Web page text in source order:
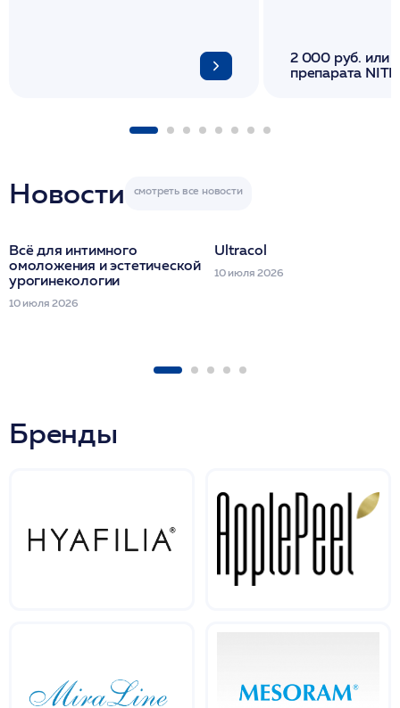
2 000 руб. или
препарата
Новости
Всё для интимного
омоложения и эстетической
урогинекологии
10 июля 2026
Ultracol
10 июля 2026
Бренды